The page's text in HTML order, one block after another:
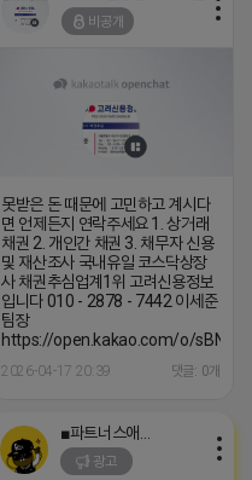
비공개
못받은 돈 때문에 고민하고 계시다
면 언제든지 연락주세요 1. 상거래
채권 2. 개인간 채권 3. 채무자 신용
및 재산조사 국내유일 코스닥상장
사 채권추심업계1위 고려신용정보
입니다 010 - 2878 - 7442 이세준
팀장
https://open.kakao.com/o/
2026-04-17 20:39 댓글: 0개
광고